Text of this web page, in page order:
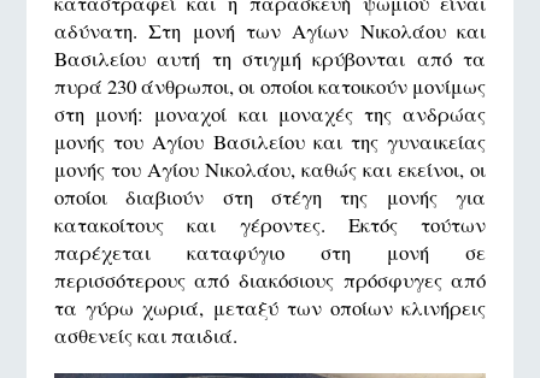
αδύνατη. Στη μονή των Αγίων Νικολάου και
Βασιλείου αυτή τη στιγμή κρύβονται από τα
πυρά 230 άνθρωποι, οι οποίοι κατοικούν μονίμως
στη μονή: μοναχοί και μοναχές της ανδρώας
μονής του Αγίου Βασιλείου και της γυναικείας
μονής του Αγίου Νικολάου, καθώς και εκείνοι, οι
οποίοι διαβιούν στη στέγη της μονής για
κατακοίτους και γέροντες. Εκτός τούτων
παρέχεται καταφύγιο στη μονή σε
περισσότερους από διακόσιους πρόσφυγες από
τα γύρω χωριά, μεταξύ των οποίων κλινήρεις
ασθενείς και παιδιά.